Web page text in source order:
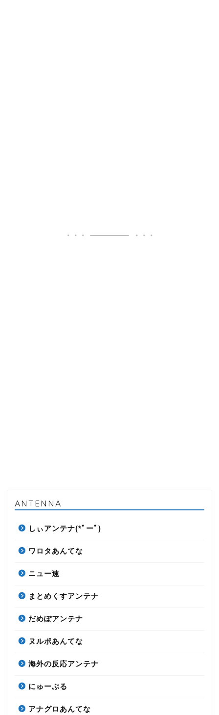
ANTENNA
しぃアンテナ(*ﾟーﾟ)
ワロタあんてな
ニュー速
まとめくすアンテナ
だめぽアンテナ
ヌルポあんてな
海外の反応アンテナ
にゅーぷる
アナグロあんてな